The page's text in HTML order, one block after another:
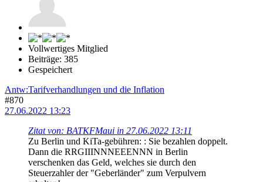
Vollwertiges Mitglied
Beiträge: 385
Gespeichert
Antw:Tarifverhandlungen und die Inflation
#870
27.06.2022 13:23
Zitat von: BATKFMaui in 27.06.2022 13:11
Zu Berlin und KiTa-gebühren: : Sie bezahlen doppelt.
Dann die RRGIIINNNEEENNN in Berlin
verschenken das Geld, welches sie durch den
Steuerzahler der "Geberländer" zum Verpulvern